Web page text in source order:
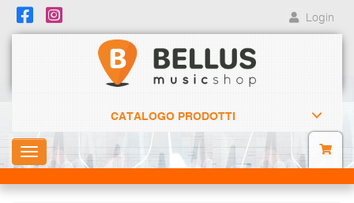
Login
CATALOGO PRODOTTI
Toggle
navigation